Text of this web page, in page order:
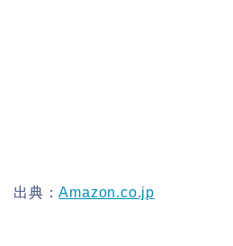
出典：Amazon.co.jp